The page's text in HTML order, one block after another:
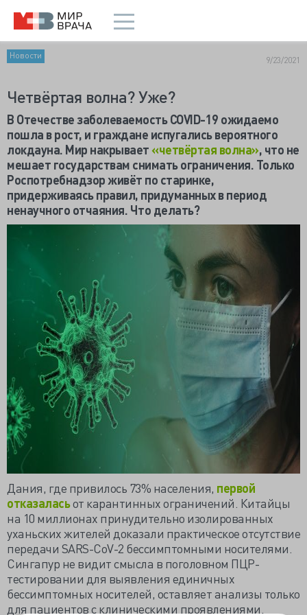
Новости 9/23/2021
Четвёртая волна? Уже?
В Отечестве заболеваемостьCOVID-19 ожидаемо
пошла в рост, и граждане испугались вероятного
локдауна. Мир накрывает«четвёртая волна», что не
мешает государствам снимать ограничения. Только
Роспотребнадзор живёт по старинке,
придерживаясь правил, придуманных в период
ненаучного отчаяния. Что делать?
Дания, где привилось 73% населения, первой
отказаласьот карантинных ограничений. Китайцы
на 10 миллионах принудительно изолированных
уханьских жителей доказали практическое отсутствие
передачи SARS-CoV-2 бессимптомными носителями.
Сингапур не видит смысла в поголовном ПЦР-
тестировании для выявления единичных
бессимптомных носителей, оставляет анализы только
для пациентов с клиническими проявлениями.